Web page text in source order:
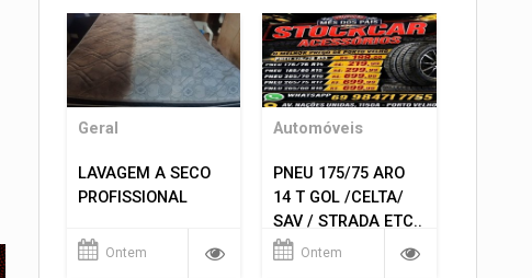
Geral
LAVAGEM A SECO
PROFISSIONAL
Ontem
Automóveis
PNEU 175/75 ARO
14 T GOL /CELTA/
SAV / STRADA ETC..
R$ 219,99
Ontem